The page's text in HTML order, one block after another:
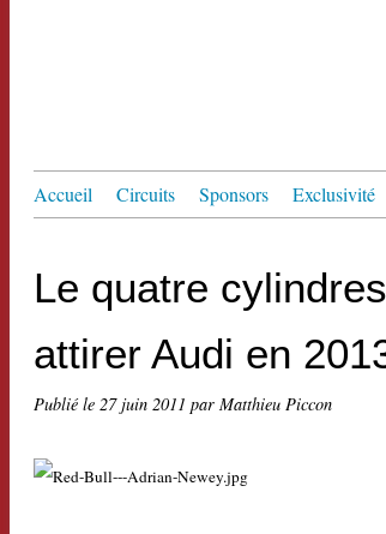
Accueil Circuits Sponsors Exclusivité
Le quatre
attirer Audi en
Publié le 27 juin 2011 par Matthieu Piccon